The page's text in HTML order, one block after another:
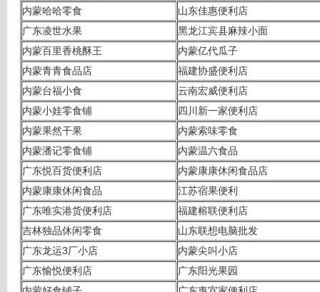
内蒙哈哈零食
山东佳惠便利店
广东凌世水果
黑龙江宾县麻辣小面
内蒙百里香桃酥王
内蒙亿代瓜子
内蒙青青食品店
福建协盛便利店
内蒙台福小食
云南宏威便利店
内蒙小娃零食铺
四川新一家便利店
内蒙果然干果
内蒙索味零食
内蒙潘记零食铺
内蒙温六食品
广东悦百货便利店
内蒙康康休闲食品店
内蒙康康休闲食品
江苏宿果便利
广东唯实港货便利店
福建榕联便利店
吉林独品休闲零食
山东联想电脑批发
广东龙运3厂小店
内蒙尖叫小店
广东愉悦便利店
广东阳光果园